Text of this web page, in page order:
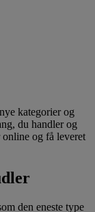
kategorier og
du handler og
og få leveret
den eneste type